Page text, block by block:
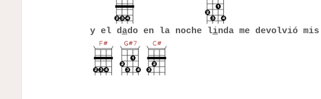
y el dado en la noche linda me devolvió